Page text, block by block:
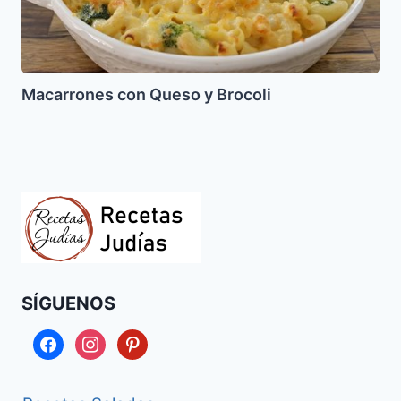
Macarrones con Queso y Brocoli
SÍGUENOS
facebookinstagrampinterest